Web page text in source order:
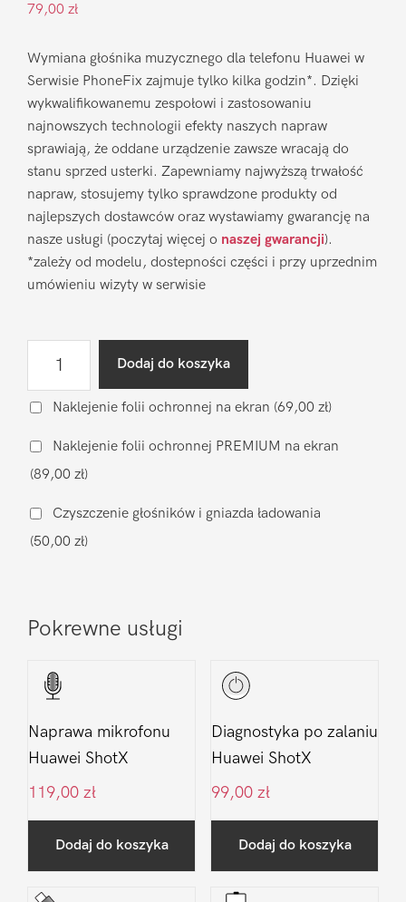
79,00 zł
Wymiana głośnika muzycznego dla telefonu Huawei w
Serwisie PhoneFix zajmuje tylko kilka godzin*. Dzięki
wykwalifikowanemu zespołowi i zastosowaniu
najnowszych technologii efekty naszych napraw
sprawiają, że oddane urządzenie zawsze wracają do
stanu sprzed usterki. Zapewniamy najwyższą trwałość
napraw, stosujemy tylko sprawdzone produkty od
najlepszych dostawców oraz wystawiamy gwarancję na
nasze usługi (poczytaj więcej o naszej gwarancji).
*zależy od modelu, dostepności części i przy uprzednim
umówieniu wizyty w serwisie
głośnika
Huawei
ShotX
Dodaj do koszyka
Naklejenie folii ochronnej na ekran (69,00 zł)
Naklejenie folii ochronnej PREMIUM na ekran
(89,00 zł)
Czyszczenie głośników i gniazda ładowania
(50,00 zł)
Pokrewne usługi
Naprawa mikrofonu
Huawei ShotX
119,00 zł
Dodaj do koszyka
Diagnostyka po zalaniu
Huawei ShotX
99,00 zł
Dodaj do koszyka